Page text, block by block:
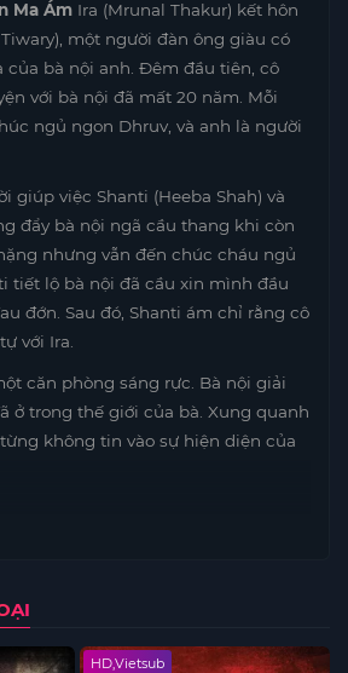
Ma Ám Ira (Mrunal Thakur) kết hôn
một người đàn ông giàu có
của bà nội anh. Đêm đầu tiên, cô
với bà nội đã mất 20 năm. Mỗi
ngủ ngon Dhruv, và anh là người
giúp việc Shanti (Heeba Shah) và
đẩy bà nội ngã cầu thang khi còn
nhưng vẫn đến chúc cháu ngủ
tiết lộ bà nội đã cầu xin mình đầu
đớn. Sau đó, Shanti ám chỉ rằng cô
với Ira.
căn phòng sáng rực. Bà nội giải
ở trong thế giới của bà. Xung quanh
không tin vào sự hiện diện của
HD,Vietsub